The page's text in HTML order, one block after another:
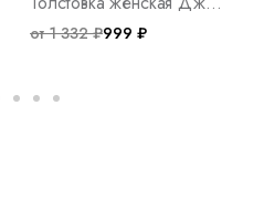
от 1 332 ₽999 ₽